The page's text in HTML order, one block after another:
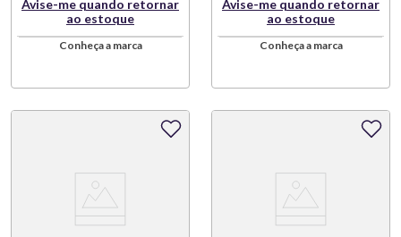
Avise-me quando retornar
ao estoque
Conheça a marca
Avise-me quando retornar
ao estoque
Conheça a marca